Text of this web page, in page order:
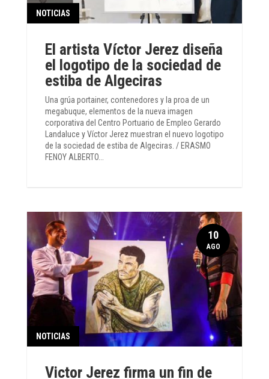
El artista Víctor Jerez diseña
el logotipo de la sociedad de
estiba de Algeciras
NOTICIAS
Una grúa portainer, contenedores y la proa de un
megabuque, elementos de la nueva imagen
corporativa del Centro Portuario de Empleo Gerardo
Landaluce y Víctor Jerez muestran el nuevo logotipo
de la sociedad de estiba de Algeciras. / ERASMO
FENOY ALBERTO...
Victor Jerez firma un fin de
NOTICIAS
10
AGO